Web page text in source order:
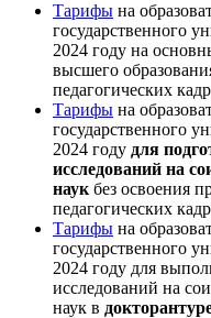
Тарифы на
государственного
2024 году на
высшего
педагогических
Тарифы на
государственного
2024 году для
исследований на
наук без освоения
педагогических
Тарифы на
государственного
2024 году для
исследований на
наук в